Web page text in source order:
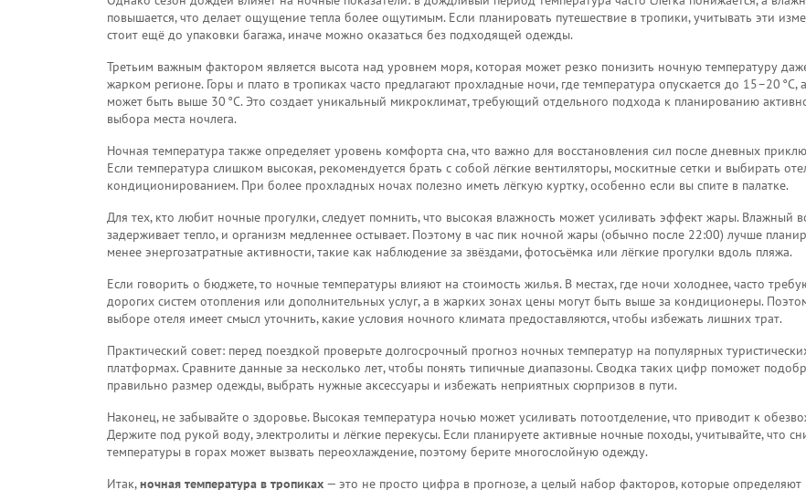
повышается, что делает ощущение тепла более ощутимым. Если планировать путешествие в тропики,учитывать эти
стоит ещё до упаковки багажа, иначе можно оказаться без подходящей одежды.
Третьим важным фактором является высота над уровнем моря, которая может резко понизить ночную температуру
жарком регионе. Горы и плато в тропиках часто предлагают прохладные ночи, где температура опускается до 15–20 °C,
может быть выше 30 °C. Это создает уникальный микроклимат, требующий отдельного подхода к планированию
выбора места ночлега.
Ночная температура также определяет уровень комфорта сна,что важно для восстановления сил после дневных
Если температура слишком высокая, рекомендуется брать с собой лёгкие вентиляторы, москитные сетки и выбирать
кондиционированием. При более прохладных ночах полезно иметь лёгкую куртку, особенно если вы спите в палатке.
Для тех, кто любит ночные прогулки, следует помнить, что высокая влажность может усиливать эффект жары. Влажный
задерживает тепло, и организм медленнее остывает. Поэтому в час пик ночной жары (обычно после 22:00) лучше
менее энергозатратные активности, такие как наблюдение за звёздами, фотосъёмка или лёгкие прогулки вдоль пляжа.
Если говорить о бюджете, то ночные температуры влияют на стоимость жилья. В местах, где ночи холоднее, часто
дорогих систем отопления или дополнительных услуг, а в жарких зонах цены могут быть выше за кондиционеры.
выборе отеля имеет смысл уточнить, какие условия ночного климата предоставляются, чтобы избежать лишних трат.
Практический совет: перед поездкой проверьте долгосрочный прогноз ночных температур на популярных
платформах. Сравните данные за несколько лет, чтобы понять типичные диапазоны. Сводка таких цифр поможет
правильно размер одежды, выбрать нужные аксессуары и избежать неприятных сюрпризов в пути.
Наконец, не забывайте о здоровье. Высокая температура ночью может усиливать потоотделение, что приводит к
Держите под рукой воду, электролиты и лёгкие перекусы. Если планируете активные ночные походы, учитывайте, что
температуры в горах может вызвать переохлаждение, поэтому берите многослойную одежду.
Итак,ночная температура в тропиках — это не просто цифра в прогнозе, а целый набор факторов, которые определяют